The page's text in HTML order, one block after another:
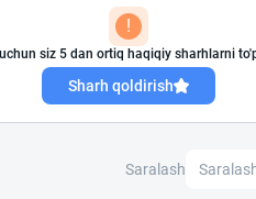
!
siz 5 dan ortiq haqiqiy sharhlarni
Sharh qoldirish
Saralash